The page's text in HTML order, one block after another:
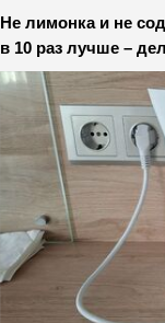
Не лимонка и не
в 10 раз лучше –